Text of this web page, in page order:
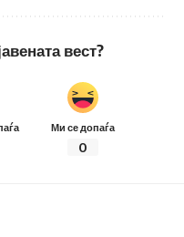
вест?
Ми се допаѓа
0